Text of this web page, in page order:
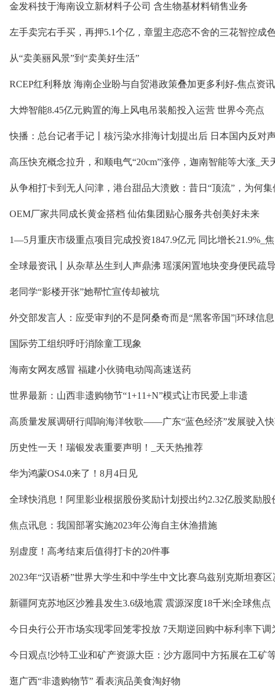
金发科技于海南设立新材料子公司 含生物基材料销售业务
左手卖完右手买，再押5.1个亿，章盟主恋恋不舍的三花智控成
从“卖美丽风景”到“卖美好生活”
RCEP红利释放 海南企业盼与自贸港政策叠加更多利好-焦点资讯
大烨智能8.45亿元购置的海上风电吊装船投入运营 世界今亮点
快播：总台记者手记丨核污染水排海计划提出后 日本国内反对
高压快充概念拉升，和顺电气“20cm”涨停，迦南智能等大涨_天
从争相打卡到无人问津，港台甜品大溃败：昔日“顶流”，为何
OEM厂家共同成长黄金搭档 仙佑集团贴心服务共创美好未来
1—5月重庆市级重点项目完成投资1847.9亿元 同比增长21.9%_
全球最资讯丨从杂草丛生到人声鼎沸 瑶溪闲置地块变身便民疏
老同学“影楼开张”她帮忙宣传却被坑
外交部发言人：应受审判的不是阿桑奇而是“黑客帝国”|环球信息
国际劳工组织呼吁消除童工现象
海南女网友感冒 福建小伙骑电动闯高速送药
世界最新：山西非遗购物节“1+11+N”模式让市民爱上非遗
高质量发展调研行|唱响海洋牧歌——广东“蓝色经济”发展驶入
历史性一天！瑞银发表重要声明！_天天热推荐
华为鸿蒙OS4.0来了！8月4日见
全球快消息！阿里影业根据股份奖励计划授出约2.32亿股奖励股
焦点讯息：我国部署实施2023年公海自主休渔措施
别虚度！高考结束后值得打卡的20件事
2023年“汉语桥”世界大学生和中学生中文比赛乌兹别克斯坦赛
新疆阿克苏地区沙雅县发生3.6级地震 震源深度18千米|全球焦点
今日央行公开市场实现零回笼零投放 7天期逆回购中标利率下调
今日观点!沙特工业和矿产资源大臣：沙方愿同中方拓展在工矿
逛广西“非遗购物节” 看表演品美食淘好物